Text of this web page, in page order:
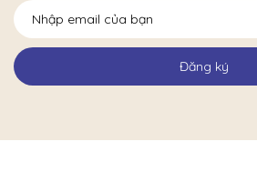
Đăng ký